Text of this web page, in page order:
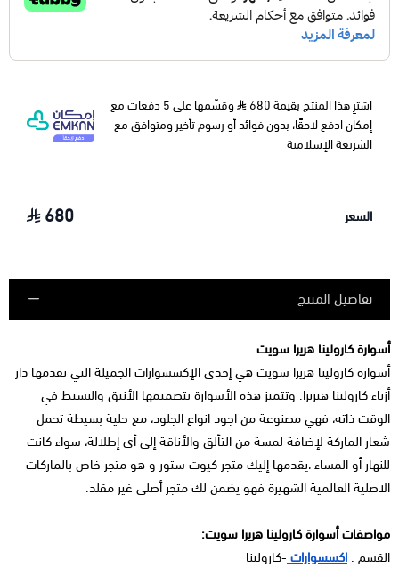
اشترِ هذا المنتج بقيمة 680
وقسّمها على 5 دفعات مع
إمكان ادفع لاحقًا، بدون فوائد أو رسوم تأخير ومتوافق مع
الشريعة الإسلامية
السعر 680
تفاصيل المنتج
أسوارة كارولينا هريرا سويت
أسوارة كارولينا هريرا سويت هي إحدى الإكسسوارات الجميلة التي تقدمها دار
أزياء كارولينا هيريرا. وتتميز هذه الأسوارة بتصميمها الأنيق والبسيط في
الوقت ذاته، فهي مصنوعة من اجود انواع الجلود، مع حلية بسيطة تحمل
شعار الماركة لإضافة لمسة من التألق والأناقة إلى أي إطلالة، سواء كانت
للنهار أو المساء ،يقدمها إليك متجر كيوت ستور و هو متجر خاص بالماركات
الاصلية العالمية الشهيرة فهو يضمن لك متجر أصلى غير مقلد.
مواصفات أسوارة كارولينا هريرا سويت:
القسم : اكسسوارات -كارولينا